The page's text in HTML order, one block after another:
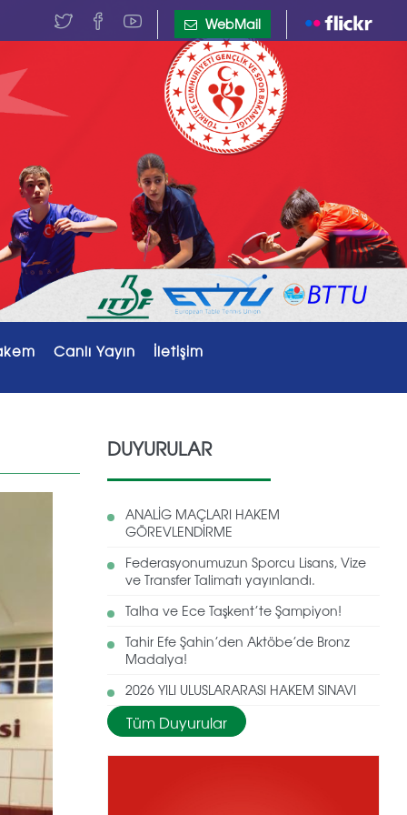
WebMail
Canlı Yayın İletişim
DUYURULAR
ANALİG MAÇLARI HAKEM
GÖREVLENDİRME
Federasyonumuzun Sporcu Lisans, Vize
ve Transfer Talimatı yayınlandı.
Talha ve Ece Taşkent’te Şampiyon!
Tahir Efe Şahin’den Aktöbe’de Bronz
Madalya!
2026 YILI ULUSLARARASI HAKEM SINAVI
Tüm Duyurular